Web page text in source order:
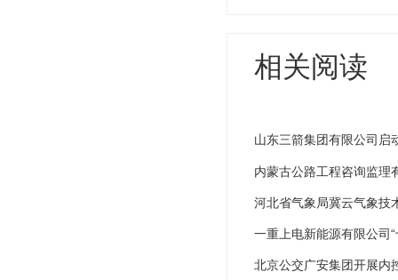
相关阅读
山东三箭集团有限公司启
内蒙古公路工程咨询监理
河北省气象局冀云气象技
一重上电新能源有限公司
北京公交广安集团开展内